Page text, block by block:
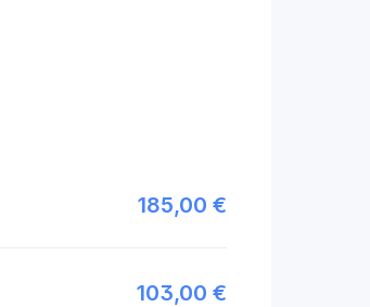
185,00 €
103,00 €